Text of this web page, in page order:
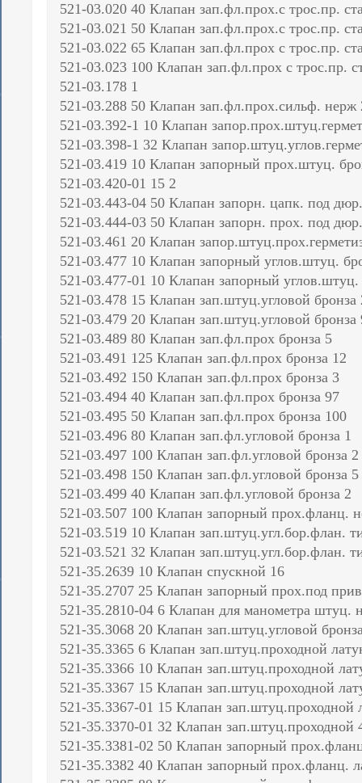
521-03.020 40 Клапан зап.фл.прох.с трос.пр.
521-03.021 50 Клапан зап.фл.прох.с трос.пр.
521-03.022 65 Клапан зап.фл.прох с трос.пр.
521-03.023 100 Клапан зап.фл.прох с трос.пр.
521-03.178 1
521-03.288 50 Клапан зап.фл.прох.сильф. нерж
521-03.392-1 10 Клапан
521-03.398-1 32 Клапан
521-03.419 10 Клапан запорный прох.штуц.
521-03.420-01 15 2
521-03.443-04 50 Клапан запорн. цапк. под
521-03.444-03 50 Клапан запорн. прох. под
521-03.461 20 Клапан
521-03.477 10 Клапан запорный углов.штуц.
521-03.477-01 10 Клапан запорный углов.штуц.
521-03.478 15 Клапан зап.штуц.угловой бронза
521-03.479 20 Клапан зап.штуц.угловой бронза
521-03.489 80 Клапан зап.фл.прох бронза 5
521-03.491 125 Клапан зап.фл.прох бронза 12
521-03.492 150 Клапан зап.фл.прох бронза 3
521-03.494 40 Клапан зап.фл.прох бронза 97
521-03.495 50 Клапан зап.фл.прох бронза 100
521-03.496 80 Клапан зап.фл.угловой бронза 1
521-03.497 100 Клапан зап.фл.угловой бронза 2
521-03.498 150 Клапан зап.фл.угловой бронза 5
521-03.499 40 Клапан зап.фл.угловой бронза 2
521-03.507 100 Клапан запорный прох.фланц.
521-03.519 10 Клапан зап.штуц.угл.бор.флан.
521-03.521 32 Клапан зап.штуц.угл.бор.флан.
521-35.2639 10 Клапан спускной 16
521-35.2707 25 Клапан запорный прох.под
521-35.2810-04 6 Клапан для манометра штуц.
521-35.3068 20 Клапан зап.штуц.угловой
521-35.3365 6 Клапан зап.штуц.проходной
521-35.3366 10 Клапан зап.штуц.проходной
521-35.3367 15 Клапан зап.штуц.проходной
521-35.3367-01 15 Клапан зап.штуц.проходной
521-35.3370-01 32 Клапан зап.штуц.проходной
521-35.3381-02 50 Клапан запорный
521-35.3382 40 Клапан запорный прох.фланц.